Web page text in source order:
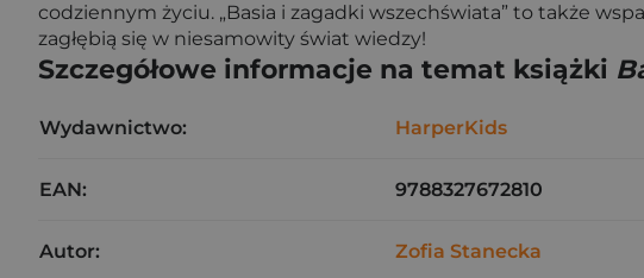
codziennym życiu. „Basia i zagadki wszechświata” to także
zagłębią się w niesamowity świat wiedzy!
Szczegółowe informacje na temat książki
Wydawnictwo: HarperKids
EAN: 9788327672810
Autor: Zofia Stanecka